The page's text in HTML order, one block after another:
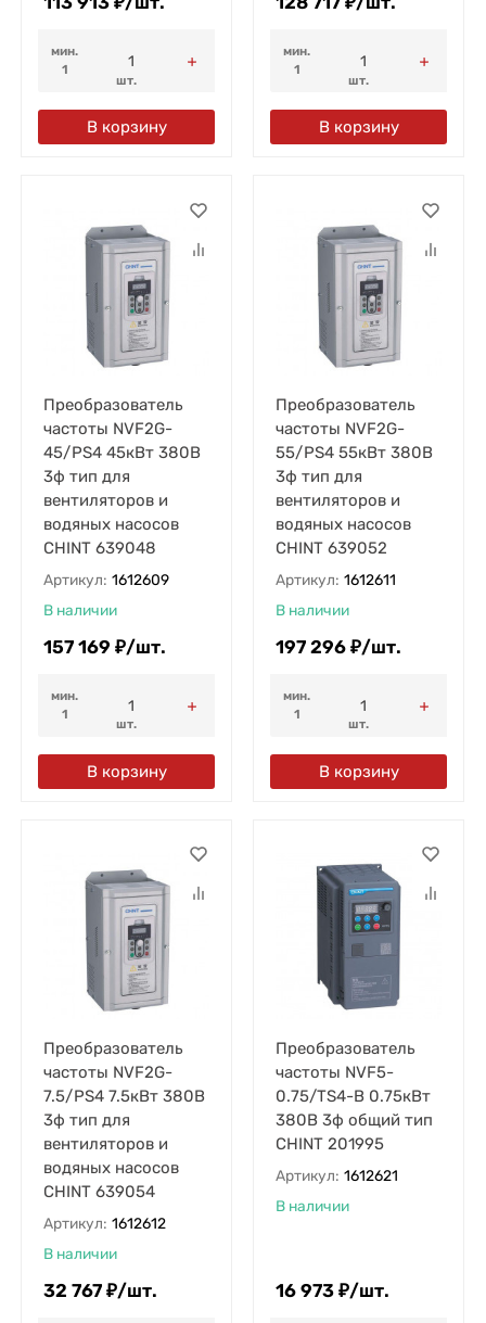
мин.
1
шт.
В корзину
мин.
1
шт.
В корзину
Преобразователь
частоты NVF2G-
45/PS4 45кВт 380В
3ф тип для
вентиляторов и
водяных насосов
CHINT 639048
Артикул: 1612609
В наличии
157 169 ₽/шт.
мин.
1
шт.
В корзину
Преобразователь
частоты NVF2G-
55/PS4 55кВт 380В
3ф тип для
вентиляторов и
водяных насосов
CHINT 639052
Артикул: 1612611
В наличии
197 296 ₽/шт.
мин.
1
шт.
В корзину
Преобразователь
частоты NVF2G-
7.5/PS4 7.5кВт 380В
3ф тип для
вентиляторов и
водяных насосов
CHINT 639054
Артикул: 1612612
В наличии
32 767 ₽/шт.
Преобразователь
частоты NVF5-
0.75/TS4-B 0.75кВт
380В 3ф общий тип
CHINT 201995
Артикул: 1612621
В наличии
16 973 ₽/шт.